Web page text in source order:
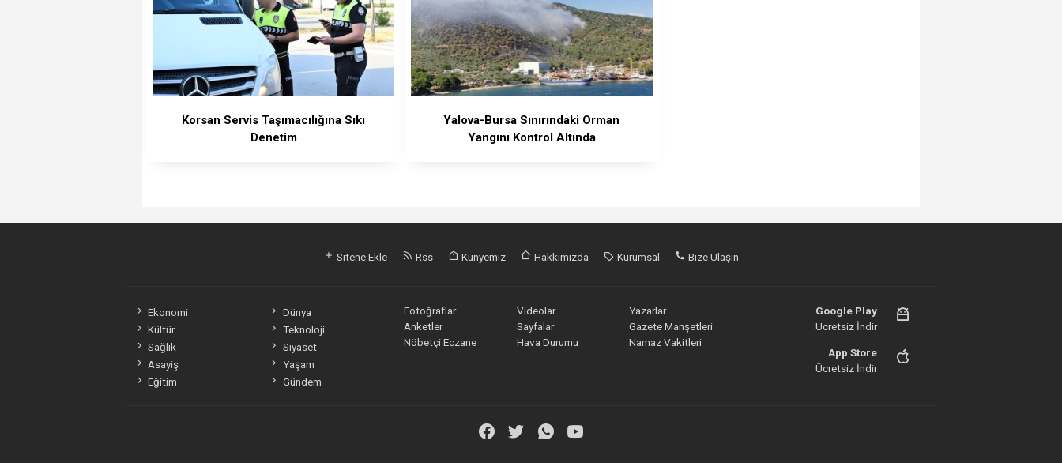
Korsan Servis Taşımacılığına Sıkı
Denetim
Yalova-Bursa Sınırındaki Orman
Yangını Kontrol Altında
Sitene Ekle Rss Künyemiz Hakkımızda Kurumsal Bize Ulaşın
Ekonomi
Dünya
Kültür
Teknoloji
Sağlık
Siyaset
Asayiş
Yaşam
Eğitim
Gündem
Fotoğraflar Videolar
Yazarlar
Anketler
Sayfalar
Gazete Manşetleri
Nöbetçi Eczane
Hava Durumu Namaz Vakitleri
Google Play
Ücretsiz İndir
App Store
Ücretsiz İndir